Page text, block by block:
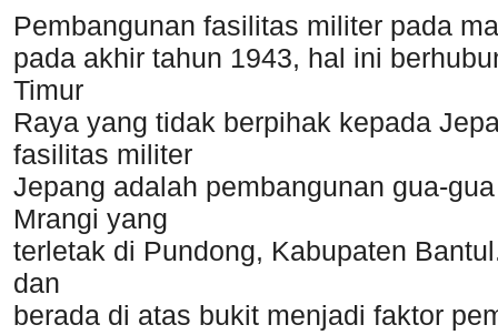
Pembangunan fasilitas militer pada
pada akhir tahun 1943, hal ini
Timur
Raya yang tidak berpihak kepada
fasilitas militer
Jepang adalah pembangunan gua-
Mrangi yang
terletak di Pundong, Kabupaten
dan
berada di atas bukit menjadi faktor